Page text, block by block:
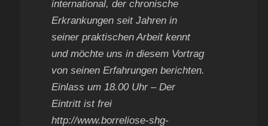
international, der chronische
Erkrankungen seit Jahren in
seiner praktischen Arbeit kennt
und möchte uns in diesem Vortrag
von seinen Erfahrungen berichten.
Einlass um 18.00 Uhr – Der
Eintritt ist frei
http://www.borreliose-shg-